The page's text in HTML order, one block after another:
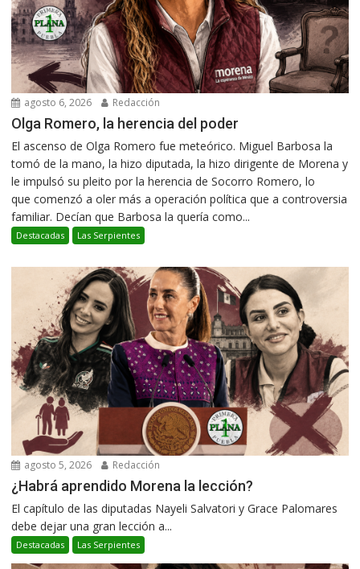
agosto 6, 2026 Redacción
Olga Romero, la herencia del poder
El ascenso de Olga Romero fue meteórico. Miguel Barbosa la
tomó de la mano, la hizo diputada, la hizo dirigente de Morena y
le impulsó su pleito por la herencia de Socorro Romero, lo
que comenzó a oler más a operación política que a controversia
familiar. Decían que Barbosa la quería como...
Destacadas Las Serpientes
agosto 5, 2026 Redacción
¿Habrá aprendido Morena la lección?
El capítulo de las diputadas Nayeli Salvatori y Grace Palomares
debe dejar una gran lección a...
Destacadas Las Serpientes